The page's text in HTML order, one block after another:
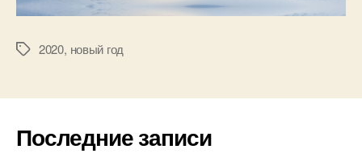
Метки2020, новый год
Последние записи